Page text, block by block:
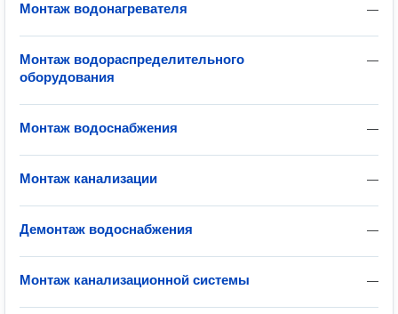
—
Монтаж водонагревателя
—
Монтаж водораспределительного
оборудования
—
Монтаж водоснабжения
—
Монтаж канализации
—
Демонтаж водоснабжения
—
Монтаж канализационной системы